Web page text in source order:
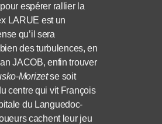
espérer rallier la
LARUE est un
qu’il sera
des turbulences, en
JACOB, enfin trouver
Morizet se soit
centre qui vit François
du Languedoc-
cachent leur jeu